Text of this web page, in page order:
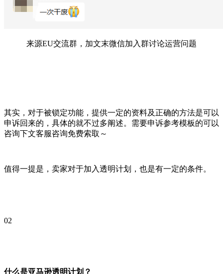
来源EU交流群，加文末微信加入群讨论运营问题
其实，对于被锁定功能，提供一定的资料及正确的方法是可以
申诉回来的，具体的就不过多阐述。需要申诉参考模板的可以
咨询下文客服咨询免费索取～
值得一提是，卖家对于加入透明计划，也是有一定的条件。
02
什么是亚马逊透明计划？